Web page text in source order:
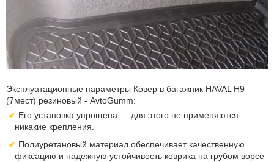
Эксплуатационные параметры Ковер в багажник HAVAL H9
(7мест) резиновый - AvtoGumm:
Его установка упрощена — для этого не применяются
никакие крепления.
Полиуретановый материал обеспечивает качественную
фиксацию и надежную устойчивость коврика на грубом ворсе